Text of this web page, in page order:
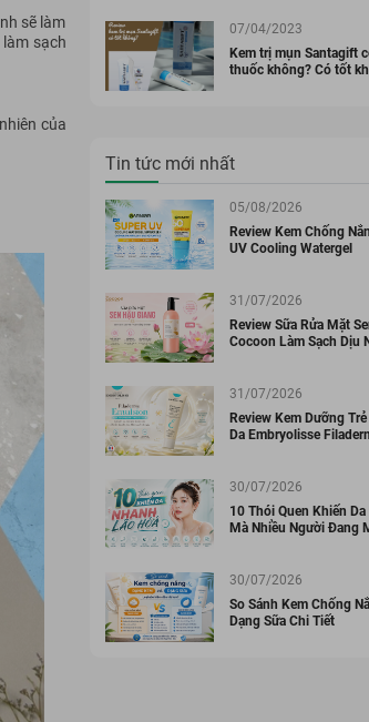
sẽ làm
sạch
của
07/04/2023
Kem trị mụn Santagift
thuốc không? Có tốt
Tin tức mới nhất
05/08/2026
Review Kem Chống
UV Cooling Watergel
31/07/2026
Review Sữa Rửa Mặt
Cocoon Làm Sạch Dịu
31/07/2026
Review Kem Dưỡng
Da Embryolisse
30/07/2026
10 Thói Quen Khiến
Mà Nhiều Người Đang
30/07/2026
So Sánh Kem Chống
Dạng Sữa Chi Tiết